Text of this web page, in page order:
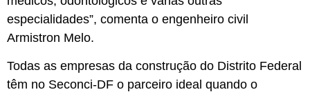
especialidades”, comenta o engenheiro civil
Armistron Melo.
Todas as empresas da construção do Distrito Federal
têm no Seconci-DF o parceiro ideal quando o